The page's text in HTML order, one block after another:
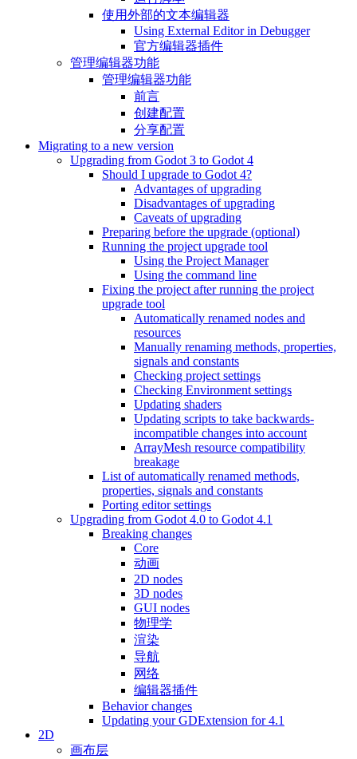
使用外部的文本编辑器
Using External Editor in Debugger
官方编辑器插件
管理编辑器功能
管理编辑器功能
前言
创建配置
分享配置
Migrating to a new version
Upgrading from Godot 3 to Godot 4
Should I upgrade to Godot 4?
Advantages of upgrading
Disadvantages of upgrading
Caveats of upgrading
Preparing before the upgrade (optional)
Running the project upgrade tool
Using the Project Manager
Using the command line
Fixing the project after running the project
upgrade tool
Automatically renamed nodes and
resources
Manually renaming methods, properties,
signals and constants
Checking project settings
Checking Environment settings
Updating shaders
Updating scripts to take backwards-
incompatible changes into account
ArrayMesh resource compatibility
breakage
List of automatically renamed methods,
properties, signals and constants
Porting editor settings
Upgrading from Godot 4.0 to Godot 4.1
Breaking changes
Core
动画
2D nodes
3D nodes
GUI nodes
物理学
渲染
导航
网络
编辑器插件
Behavior changes
Updating your GDExtension for 4.1
2D
画布层